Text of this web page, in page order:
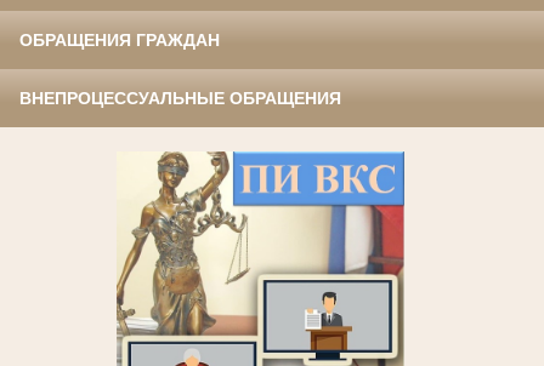
ОБРАЩЕНИЯ ГРАЖДАН
ВНЕПРОЦЕССУАЛЬНЫЕ ОБРАЩЕНИЯ